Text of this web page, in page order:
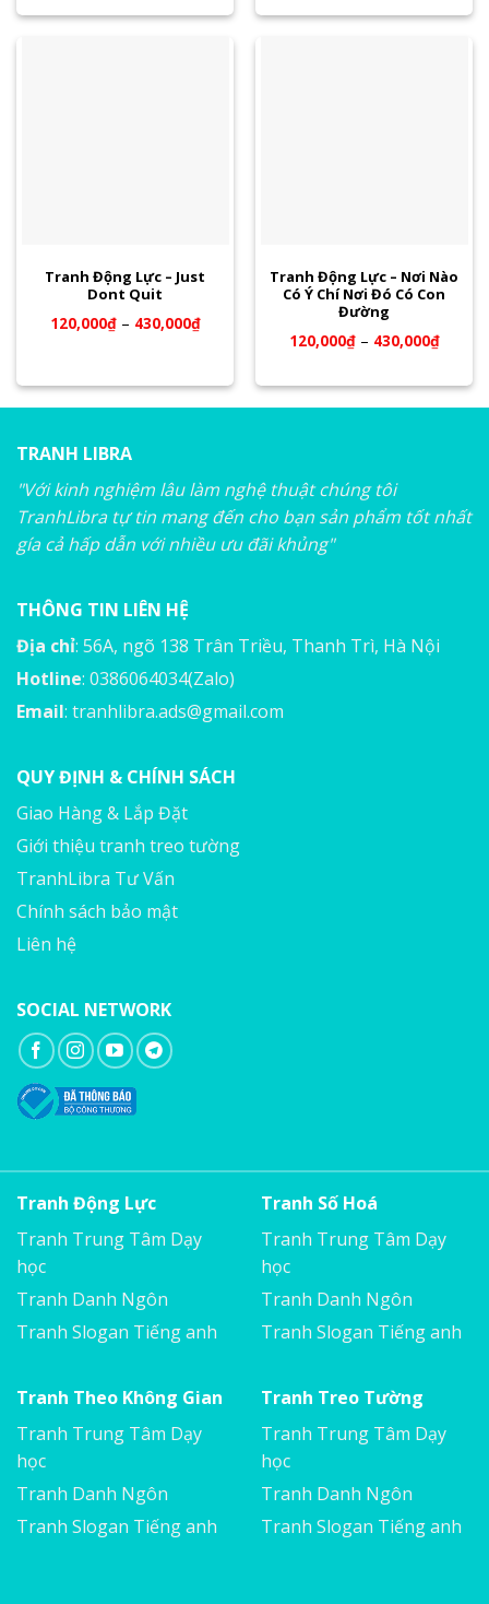
Tranh Động Lực – Just
Dont Quit
120,000₫– 430,000₫
Tranh Động Lực – Nơi Nào
Có Ý Chí Nơi Đó Có Con
Đường
120,000₫– 430,000₫
TRANH LIBRA
"Với kinh nghiệm lâu làm nghệ thuật chúng tôi
TranhLibra tự tin mang đến cho bạn sản phẩm tốt nhất
gía cả hấp dẫn với nhiều ưu đãi khủng"
THÔNG TIN LIÊN HỆ
Địa chỉ: 56A, ngõ 138 Trân Triều, Thanh Trì, Hà Nội
Hotline: 0386064034(Zalo)
Email: tranhlibra.ads@gmail.com
QUY ĐỊNH & CHÍNH SÁCH
Giao Hàng & Lắp Đặt
Giới thiệu tranh treo tường
TranhLibra Tư Vấn
Chính sách bảo mật
Liên hệ
SOCIAL NETWORK
Tranh Động Lực
Tranh Trung Tâm Dạy
học
Tranh Danh Ngôn
Tranh Slogan Tiếng anh
Tranh Số Hoá
Tranh Trung Tâm Dạy
học
Tranh Danh Ngôn
Tranh Slogan Tiếng anh
Tranh Theo Không Gian
Tranh Trung Tâm Dạy
học
Tranh Danh Ngôn
Tranh Slogan Tiếng anh
Tranh Treo Tường
Tranh Trung Tâm Dạy
học
Tranh Danh Ngôn
Tranh Slogan Tiếng anh